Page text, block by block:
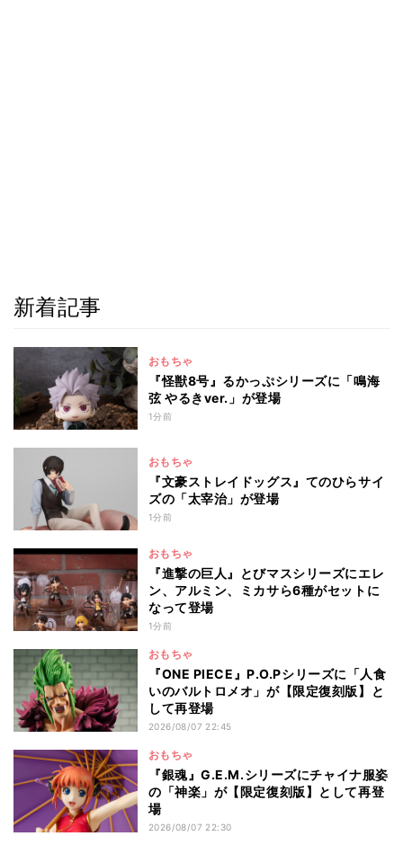
新着記事
おもちゃ
『怪獣8号』るかっぷシリーズに「鳴海
弦 やるきver.」が登場
1分前
おもちゃ
『文豪ストレイドッグス』てのひらサイ
ズの「太宰治」が登場
1分前
おもちゃ
『進撃の巨人』とびマスシリーズにエレ
ン、アルミン、ミカサら6種がセットに
なって登場
1分前
おもちゃ
『ONE PIECE』P.O.Pシリーズに「人食
いのバルトロメオ」が【限定復刻版】と
して再登場
2026/08/07 22:45
おもちゃ
『銀魂』G.E.M.シリーズにチャイナ服姿
の「神楽」が【限定復刻版】として再登
場
2026/08/07 22:30